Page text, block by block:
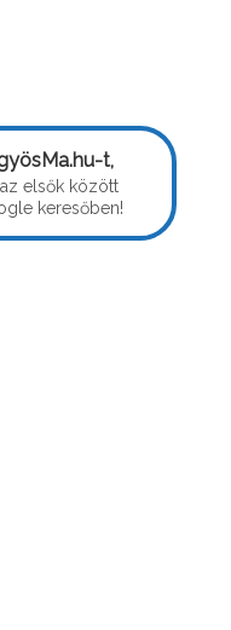
t,
elsők között
keresőben!